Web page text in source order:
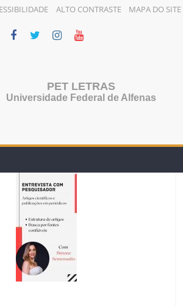
ALTO CONTRASTE MAPA DO SITE
PET LETRAS
Universidade Federal de Alfenas